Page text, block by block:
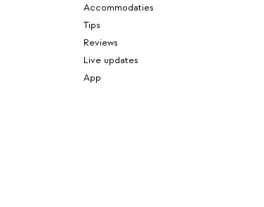
Accommodaties
Tips
Reviews
Live updates
App